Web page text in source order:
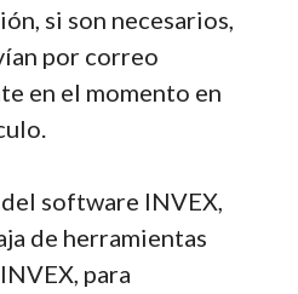
si son necesarios,
por correo
en el momento en
software INVEX,
de herramientas
para